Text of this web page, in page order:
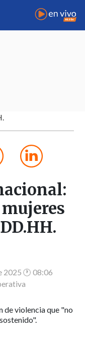
2025 🕐 08:06
de violencia que "no